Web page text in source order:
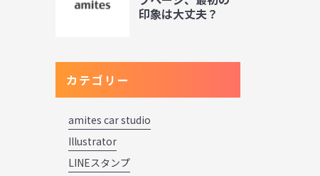
印象は大丈夫？
カテゴリー
amites car studio
Illustrator
LINEスタンプ